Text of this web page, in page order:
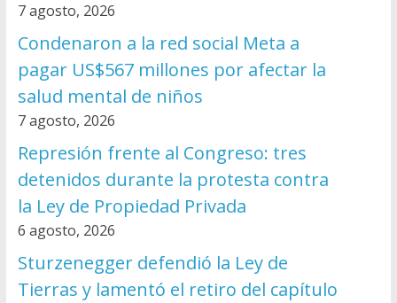
7 agosto, 2026
Condenaron a la red social Meta a
pagar US$567 millones por afectar la
salud mental de niños
7 agosto, 2026
Represión frente al Congreso: tres
detenidos durante la protesta contra
la Ley de Propiedad Privada
6 agosto, 2026
Sturzenegger defendió la Ley de
Tierras y lamentó el retiro del capítulo